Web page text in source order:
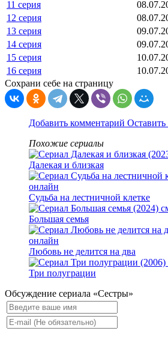
11 серия
12 серия
13 серия
14 серия
15 серия
16 серия
Сохрани себе на страницу
Добавить комментарий
Похожие сериалы
Далекая и близкая
Судьба на лестничной клетке
Большая семья
Любовь не делится на два
Три полуграции
Обсуждение сериала «Сестры»